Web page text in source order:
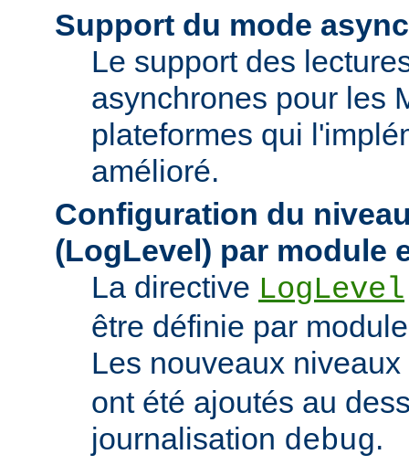
Support du mode
Le support des
asynchrones pour les
plateformes qui
amélioré.
Configuration du
(LogLevel) par module
La directive LogLevel
être définie par
Les nouveaux niveaux
ont été ajoutés au
journalisation debug.